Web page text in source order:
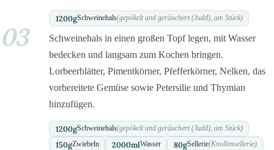
1200gSchweinehals(gepökelt und geräuchert (Judd), am Stück)
03
Schweinehals in einen großen Topf legen, mit Wasser
bedecken und langsam zum Kochen bringen.
Lorbeerblätter, Pimentkörner, Pfefferkörner, Nelken, das
vorbereitete Gemüse sowie Petersilie und Thymian
hinzufügen.
1200gSchweinehals(gepökelt und geräuchert (Judd), am Stück)
150gZwiebeln 2000mlWasser 80gSellerie(Knollensellerie)